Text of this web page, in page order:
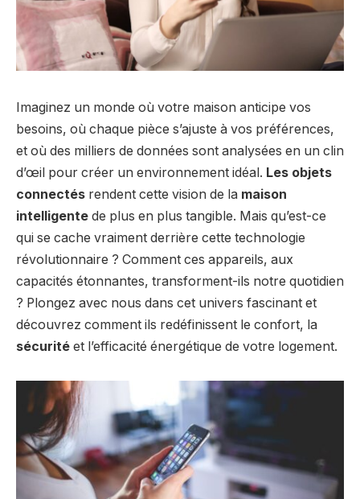
Imaginez un monde où votre maison anticipe vos
besoins, où chaque pièce s’ajuste à vos préférences,
et où des milliers de données sont analysées en un clin
d’œil pour créer un environnement idéal. Les objets
connectés rendent cette vision de la maison
intelligente de plus en plus tangible. Mais qu’est-ce
qui se cache vraiment derrière cette technologie
révolutionnaire ? Comment ces appareils, aux
capacités étonnantes, transforment-ils notre quotidien
? Plongez avec nous dans cet univers fascinant et
découvrez comment ils redéfinissent le confort, la
sécurité et l’efficacité énergétique de votre logement.